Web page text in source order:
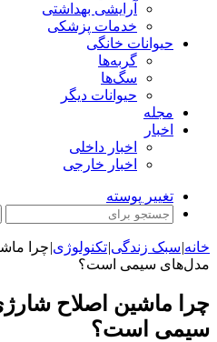
آرایشی بهداشتی
خدمات پزشکی
حیوانات خانگی
گربه‌ها
سگ‌ها
حیوانات دیگر
مجله
اخبار
اخبار داخلی
اخبار خارجی
تغییر پوسته
خانه|سبک زندگی|تکنولوژی|چرا
مدل‌های سیمی است؟
چرا ماشین اصلاح
سیمی است؟